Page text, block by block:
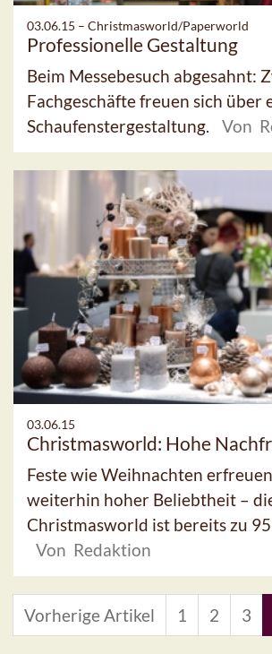
03.06.15 – Christmasworld/Paperworld
Professionelle Gestaltung
Beim Messebesuch abgesahnt:
Fachgeschäfte freuen sich über
Schaufenstergestaltung.
Von
03.06.15
Christmasworld: Hohe
Feste wie Weihnachten
weiterhin hoher Beliebtheit –
Christmasworld ist bereits zu 95
Von Redaktion
Vorherige Artikel 1 2 3